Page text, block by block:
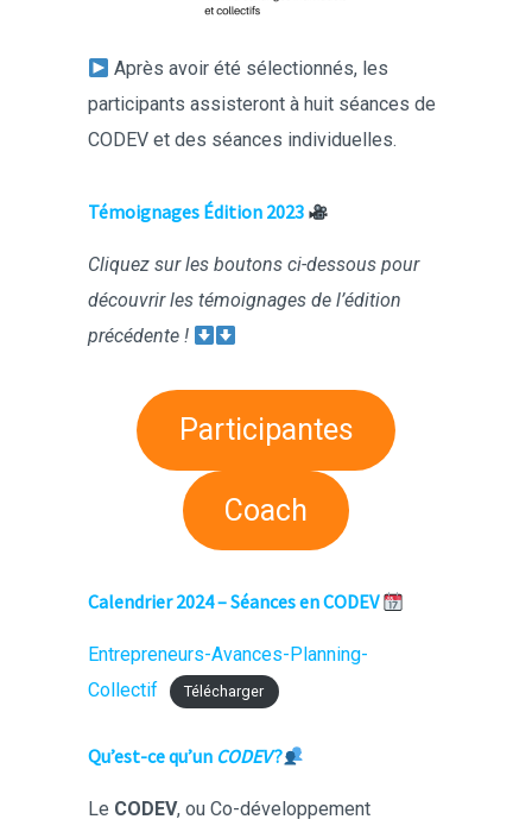
Après avoir été sélectionnés, les
participants assisteront à huit séances de
CODEV et des séances individuelles.
Témoignages Édition 2023
Cliquez sur les boutons ci-dessous pour
découvrir les témoignages de l’édition
précédente !
Participantes
Coach
Calendrier 2024 – Séances en CODEV
Entrepreneurs-Avances-Planning-
Collectif
Télécharger
Qu’est-ce qu’un CODEV?
Le CODEV, ou Co-développement